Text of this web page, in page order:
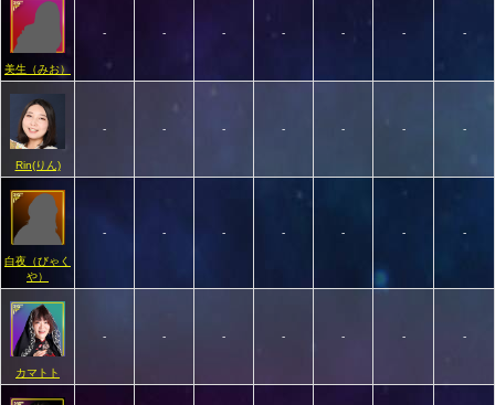
美生（みお）
- - - - - - -
Rin(りん)
- - - - - - -
白夜（びゃく
や）
- - - - - - -
カマトト
- - - - - - -